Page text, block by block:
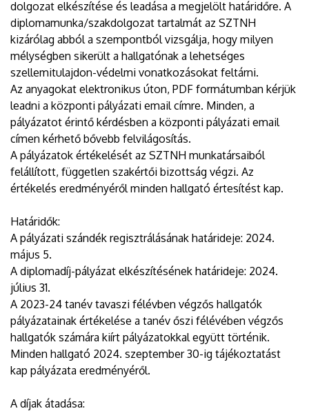
dolgozat elkészítése és leadása a megjelölt határidőre. A
diplomamunka/szakdolgozat tartalmát az SZTNH
kizárólag abból a szempontból vizsgálja, hogy milyen
mélységben sikerült a hallgatónak a lehetséges
szellemitulajdon-védelmi vonatkozásokat feltárni.
Az anyagokat elektronikus úton, PDF formátumban kérjük
leadni a központi pályázati email címre. Minden, a
pályázatot érintő kérdésben a központi pályázati email
címen kérhető bővebb felvilágosítás.
A pályázatok értékelését az SZTNH munkatársaiból
felállított, független szakértői bizottság végzi. Az
értékelés eredményéről minden hallgató értesítést kap.
Határidők:
A pályázati szándék regisztrálásának határideje: 2024.
május 5.
A diplomadíj-pályázat elkészítésének határideje: 2024.
július 31.
A 2023-24 tanév tavaszi félévben végzős hallgatók
pályázatainak értékelése a tanév őszi félévében végzős
hallgatók számára kiírt pályázatokkal együtt történik.
Minden hallgató 2024. szeptember 30-ig tájékoztatást
kap pályázata eredményéről.
A díjak átadása: